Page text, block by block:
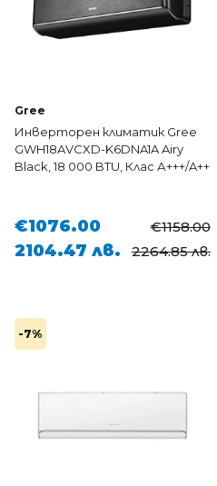
Gree
Инверторен климатик Gree
GWH18AVCXD-K6DNA1A Airy
Black, 18 000 BTU, Клас А+++/A++
€1076.00 €1158.00
2104.47 лв. 2264.85 лв.
-7%